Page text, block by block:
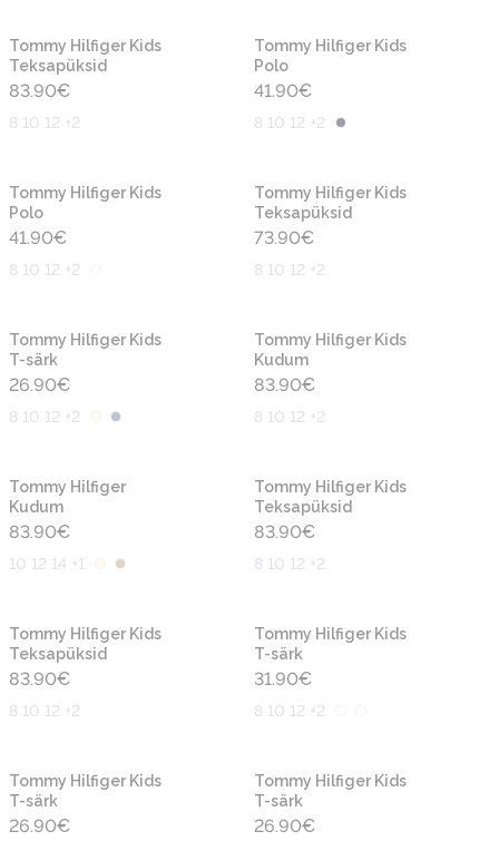
Tommy Hilfiger Kids
Teksapüksid
83.90€
8 10 12 +2
Tommy Hilfiger Kids
Polo
41.90€
8 10 12 +2
Tommy Hilfiger Kids
Polo
41.90€
8 10 12 +2
Tommy Hilfiger Kids
Teksapüksid
73.90€
8 10 12 +2
Tommy Hilfiger Kids
T-särk
26.90€
8 10 12 +2
Tommy Hilfiger Kids
Kudum
83.90€
8 10 12 +2
Tommy Hilfiger
Kudum
83.90€
10 12 14 +1
Tommy Hilfiger Kids
Teksapüksid
83.90€
8 10 12 +2
Tommy Hilfiger Kids
Teksapüksid
83.90€
8 10 12 +2
Tommy Hilfiger Kids
T-särk
31.90€
8 10 12 +2
Tommy Hilfiger Kids
T-särk
26.90€
Tommy Hilfiger Kids
T-särk
26.90€